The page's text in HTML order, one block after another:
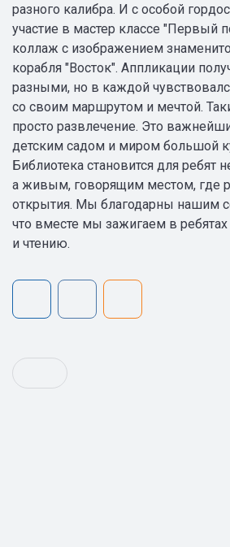
разного калибра. И с особой
участие в мастер классе "Первый
коллаж с изображением
корабля "Восток". Аппликации
разными, но в каждой
со своим маршрутом и мечтой.
просто развлечение. Это
детским садом и миром большой
Библиотека становится для ребят
а живым, говорящим местом, где
открытия. Мы благодарны нашим
что вместе мы зажигаем в
и чтению.